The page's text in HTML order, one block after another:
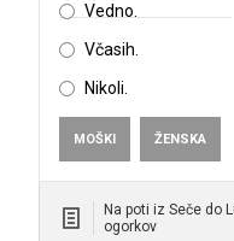
Vedno.
Včasih.
Nikoli.
MOŠKI ŽENSKA
Na poti iz Seče do
ogorkov